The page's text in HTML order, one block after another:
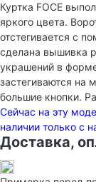
Куртка FOCE
яркого цвета.
отстегивается с
сделана вышивка
украшений в
застегиваются на
большие кнопки.
Сейчас на эту
наличии только с
Доставка,